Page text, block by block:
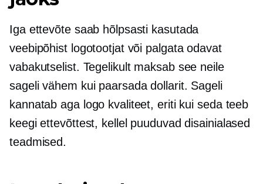
Iga ettevõte saab hõlpsasti kasutada
veebipõhist logotootjat või palgata odavat
vabakutselist. Tegelikult maksab see neile
sageli vähem kui paarsada dollarit. Sageli
kannatab aga logo kvaliteet, eriti kui seda teeb
keegi ettevõttest, kellel puuduvad disainialased
teadmised.